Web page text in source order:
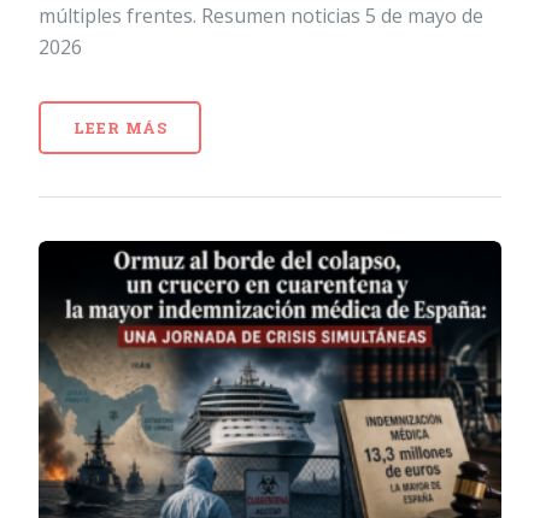
múltiples frentes. Resumen noticias 5 de mayo de
2026
LEER MÁS